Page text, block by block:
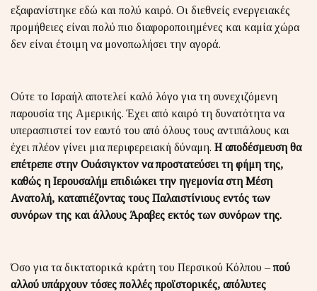
εξαφανίστηκε εδώ και πολύ καιρό. Οι διεθνείς ενεργειακές
προμήθειες είναι πολύ πιο διαφοροποιημένες και καμία χώρα
δεν είναι έτοιμη να μονοπωλήσει την αγορά.
Ούτε το Ισραήλ αποτελεί καλό λόγο για τη συνεχιζόμενη
παρουσία της Αμερικής. Έχει από καιρό τη δυνατότητα να
υπερασπιστεί τον εαυτό του από όλους τους αντιπάλους και
έχει πλέον γίνει μια περιφερειακή δύναμη. Η αποδέσμευση θα
επέτρεπε στην Ουάσιγκτον να προστατεύσει τη φήμη της,
καθώς η Ιερουσαλήμ επιδιώκει την ηγεμονία στη Μέση
Ανατολή, καταπιέζοντας τους Παλαιστίνιους εντός των
συνόρων της και άλλους Άραβες εκτός των συνόρων της.
Όσο για τα δικτατορικά κράτη του Περσικού Κόλπου –πού
αλλού υπάρχουν τόσες πολλές προϊστορικές, απόλυτες